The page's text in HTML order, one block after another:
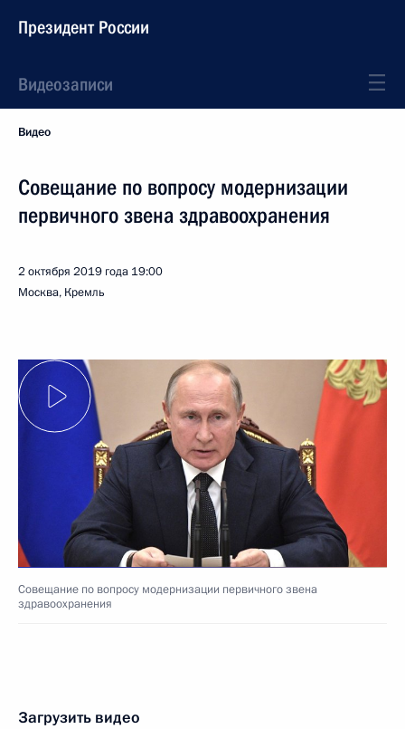
Президент России
Видеозаписи
Видео
Совещание по вопросу модернизации
первичного звена здравоохранения
2 октября 2019 года 19:00
Москва, Кремль
Совещание по вопросу модернизации первичного звена
здравоохранения
Загрузить видео